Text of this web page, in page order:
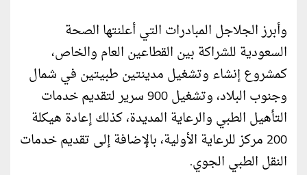
وأبرز الجلاجل المبادرات التي أعلنتها الصحة
السعودية للشراكة بين القطاعين العام والخاص،
كمشروع إنشاء وتشغيل مدينتين طبيتين في شمال
وجنوب البلاد، وتشغيل 900 سرير لتقديم خدمات
التأهيل الطبي والرعاية المديدة، كذلك إعادة هيكلة
200 مركز للرعاية الأولية، بالإضافة إلى تقديم خدمات
النقل الطبي الجوي.